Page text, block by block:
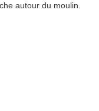
autour du moulin.